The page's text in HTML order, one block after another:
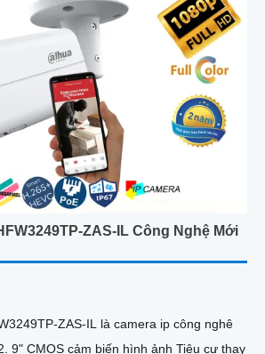
ZAS-IL Công Nghệ Mới
ZAS-IL là camera ip công nghê
9" CMOS cảm biến hình ảnh Tiêu cự thay